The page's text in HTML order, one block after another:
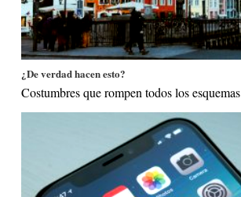
¿De verdad hacen esto?
Costumbres que rompen todos los esquemas